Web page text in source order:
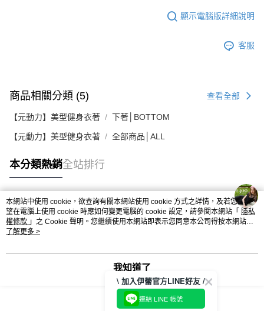
顯示電腦版詳細說明
客服
商品相關分類 (5) 查看全部
【元動力】美型健身衣著 下著│BOTTOM
【元動力】美型健身衣著 全部商品│ALL
本分類熱銷全站排行
熱門標籤
本網站中使用 cookie，欲查詢有關本網站使用 cookie 方式之詳情，及若您不希
望在電腦上使用 cookie 時應如何變更電腦的 cookie 設定，請參閱本網站「 隱私
權條款 」之 Cookie 聲明。您繼續使用本網站即表示您同意本公司得按本網站使
用條款之 Cookie 聲明使用 cookie。
了解更多 >
我知道了
\ 加入伊蕾官方LINE好友 /
連結 LINE 帳號